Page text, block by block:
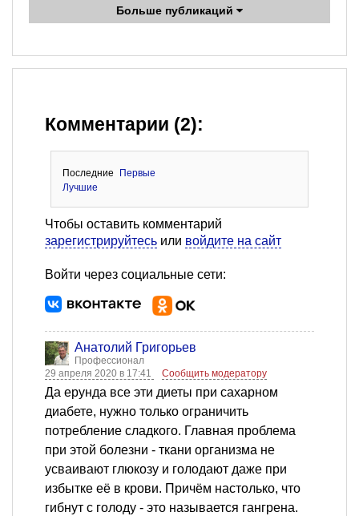
Больше публикаций
Комментарии (2):
Последние
Первые
Лучшие
Чтобы оставить комментарий
зарегистрируйтесь или войдите на сайт
Войти через социальные сети:
Анатолий Григорьев
Профессионал
29 апреля 2020 в 17:41
Сообщить модератору
Да ерунда все эти диеты при сахарном
диабете, нужно только ограничить
потребление сладкого. Главная проблема
при этой болезни - ткани организма не
усваивают глюкозу и голодают даже при
избытке её в крови. Причём настолько, что
гибнут с голоду - это называется гангрена.